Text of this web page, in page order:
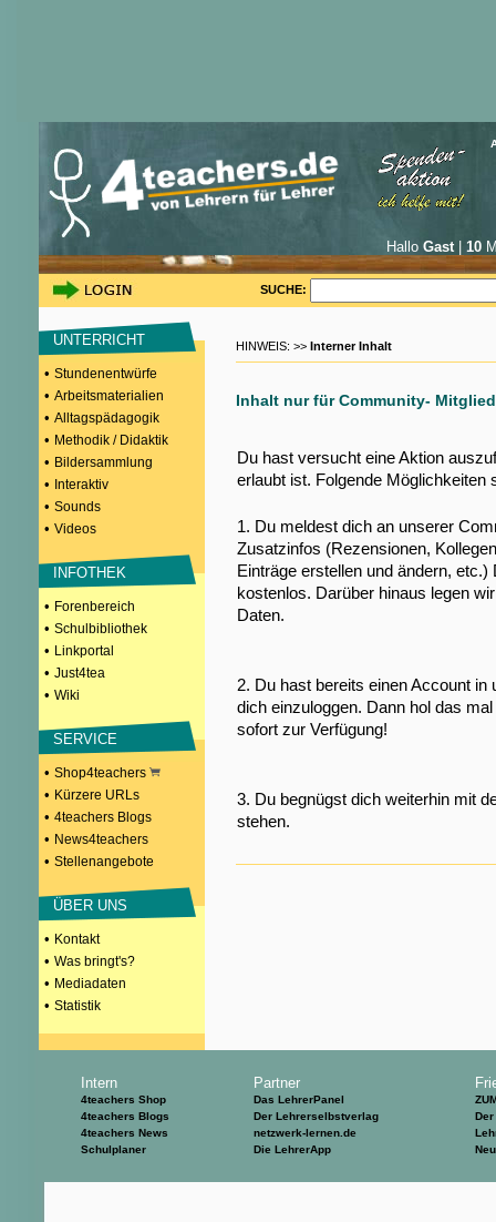
Hallo Gast| 10
SUCHE:
UNTERRICHT
• Stundenentwürfe
• Arbeitsmaterialien
• Alltagspädagogik
• Methodik / Didaktik
• Bildersammlung
• Interaktiv
• Sounds
• Videos
INFOTHEK
• Forenbereich
• Schulbibliothek
• Linkportal
• Just4tea
• Wiki
SERVICE
• Shop4teachers
• Kürzere URLs
• 4teachers Blogs
• News4teachers
• Stellenangebote
ÜBER UNS
• Kontakt
• Was bringt's?
• Mediadaten
• Statistik
HINWEIS: >> Interner Inhalt
Inhalt nur für Community-
Du hast versucht eine Aktion
erlaubt ist. Folgende Möglichkeiten
1. Du meldest dich an unserer
Zusatzinfos (Rezensionen,
Einträge erstellen und ändern,
kostenlos. Darüber hinaus legen
Daten.
2. Du hast bereits einen Account
dich einzuloggen. Dann hol das
sofort zur Verfügung!
3. Du begnügst dich weiterhin mit
stehen.
Intern
4teachers Shop
4teachers Blogs
4teachers News
Schulplaner
Partner
Das LehrerPanel
Der Lehrerselbstverlag
netzwerk-lernen.de
Die LehrerApp